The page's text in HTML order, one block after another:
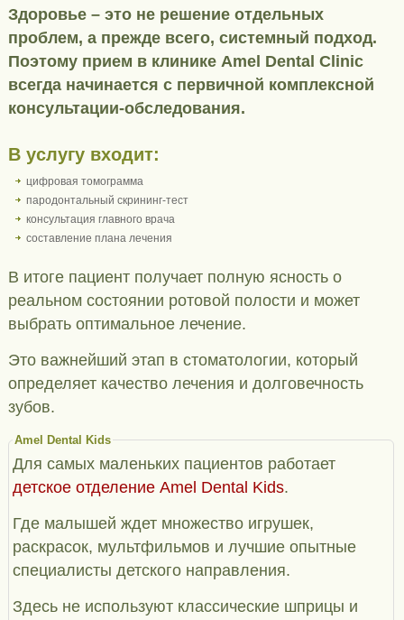
Здоровье – это не решение отдельных
проблем, а прежде всего, системный подход.
Поэтому прием в клинике Amel Dental Clinic
всегда начинается с первичной комплексной
консультации-обследования.
В услугу входит:
цифровая томограмма
пародонтальный скрининг-тест
консультация главного врача
составление плана лечения
В итоге пациент получает полную ясность о
реальном состоянии ротовой полости и может
выбрать оптимальное лечение.
Это важнейший этап в стоматологии, который
определяет качество лечения и долговечность
зубов.
Amel Dental Kids
Для самых маленьких пациентов работает
детское отделение Amel Dental Kids.
Где малышей ждет множество игрушек,
раскрасок, мультфильмов и лучшие опытные
специалисты детского направления.
Здесь не используют классические шприцы и